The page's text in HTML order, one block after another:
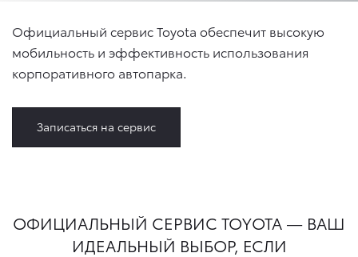
Официальный сервис Toyota обеспечит высокую
мобильность и эффективность использования
корпоративного автопарка.
Записаться на сервис
ОФИЦИАЛЬНЫЙ СЕРВИС TOYOTA — ВАШ
ИДЕАЛЬНЫЙ ВЫБОР, ЕСЛИ